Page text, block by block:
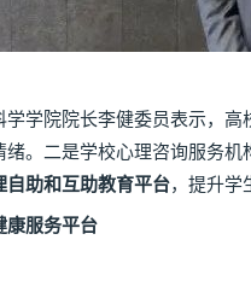
院院长李健委员表示，高
。二是学校心理咨询服务
自助和互助教育平台，提升学
康服务平台